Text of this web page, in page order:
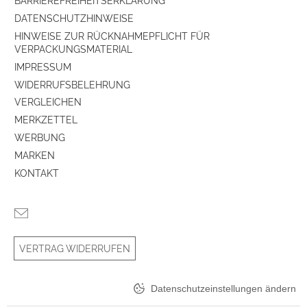
DATENSCHUTZHINWEISE
HINWEISE ZUR RÜCKNAHMEPFLICHT FÜR
VERPACKUNGSMATERIAL
IMPRESSUM
WIDERRUFSBELEHRUNG
VERGLEICHEN
MERKZETTEL
WERBUNG
MARKEN
KONTAKT
VERTRAG WIDERRUFEN
Datenschutzeinstellungen ändern